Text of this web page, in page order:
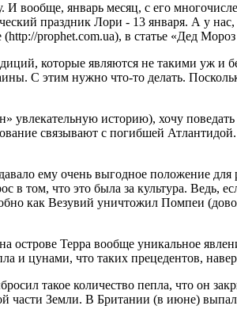
И вообще, январь месяц, с его
праздник Лори - 13 января. А у
prophet.com.ua), в статье «Дед
которые являются не такими уж и
С этим нужно что-то делать.
историю), хочу
связывают с погибшей
ему очень выгодное положение
том, что это была за культура. Ведь,
как Везувий уничтожил Помпеи
Терра вообще уникальное
и цунами, что таких прецедентов,
такое количество пепла, что он
части Земли. В Британии (в июне)